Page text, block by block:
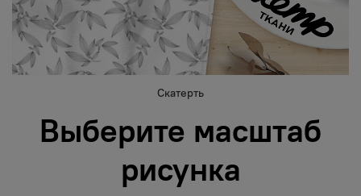
Скатерть
Выберите масштаб
рисунка